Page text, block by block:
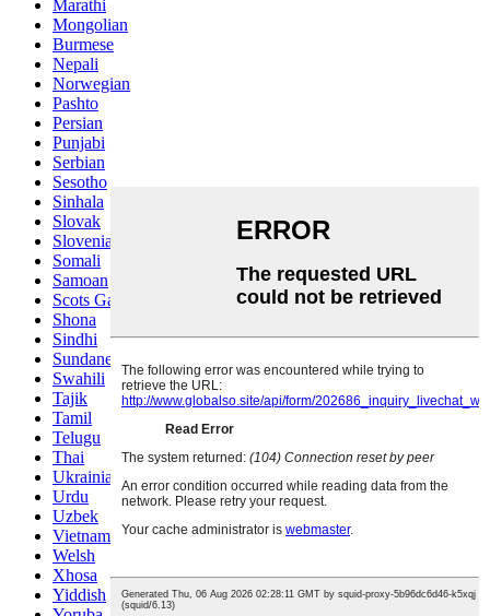
Marathi
Mongolian
Burmese
Nepali
Norwegian
Pashto
Persian
Punjabi
Serbian
Sesotho
Sinhala
Slovak
Slovenian
Somali
Samoan
Scots Gaelic
Shona
Sindhi
Sundanese
Swahili
Tajik
Tamil
Telugu
Thai
Ukrainian
Urdu
Uzbek
Vietnamese
Welsh
Xhosa
Yiddish